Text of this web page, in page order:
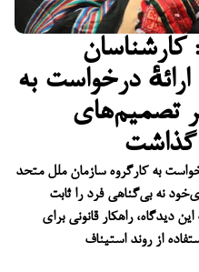
کارشناسان
درخواست به
تصمیم‌های
گذاشت
به کارگروه سازمان ملل متحد
نه بی‌گناهی فرد را ثابت
دیدگاه، راهکار قانونی برای
از روند استیناف